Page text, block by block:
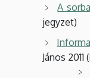
A
jegyzet)
János